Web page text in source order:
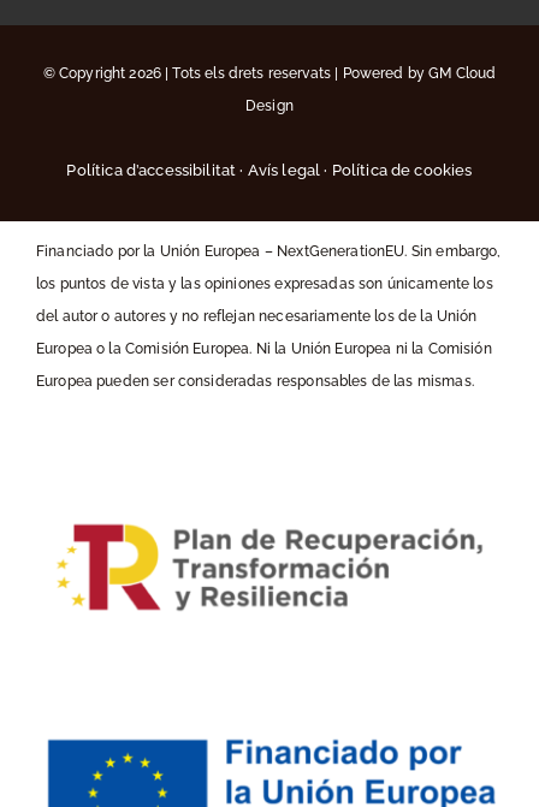
© Copyright 2026 | Tots els drets reservats | Powered byGM Cloud
Design
Política d’accessibilitat · Avís legal · Política de cookies
Financiado por la Unión Europea – NextGenerationEU. Sin embargo,
los puntos de vista y las opiniones expresadas son únicamente los
del autor o autores y no reflejan necesariamente los de la Unión
Europea o la Comisión Europea. Ni la Unión Europea ni la Comisión
Europea pueden ser consideradas responsables de las mismas.